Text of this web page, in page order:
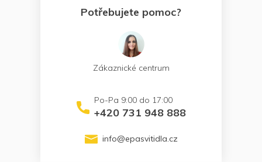
Potřebujete pomoc?
Zákaznické centrum
+420 731 948 888
info@epasvitidla.cz